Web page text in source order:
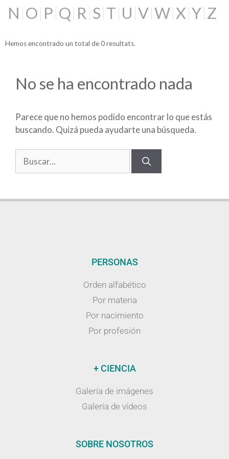
N O P Q R S T U V W X Y Z
Hemos encontrado un total de 0 resultats.
No se ha encontrado nada
Parece que no hemos podido encontrar lo que estás
buscando. Quizá pueda ayudarte una búsqueda.
PERSONAS
Orden alfabético
Por materia
Por nacimiento
Por profesión
+ CIENCIA
Galería de imágenes
Galería de vídeos
SOBRE NOSOTROS